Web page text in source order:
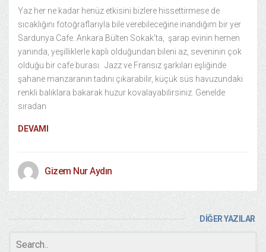
Yaz her ne kadar henüz etkisini bizlere hissettirmese de
sıcaklığını fotoğraflarıyla bile verebileceğine inandığım bir yer
Sardunya Cafe. Ankara Bülten Sokak’ta, şarap evinin hemen
yanında, yeşilliklerle kaplı olduğundan bileni az, seveninin çok
olduğu bir cafe burası. Jazz ve Fransız şarkıları eşliğinde
şahane manzaranın tadını çıkarabilir, küçük süs havuzundaki
renkli balıklara bakarak huzur kovalayabilirsiniz. Genelde
sıradan
DEVAMI
Gizem Nur Aydın
DİĞER YAZILAR